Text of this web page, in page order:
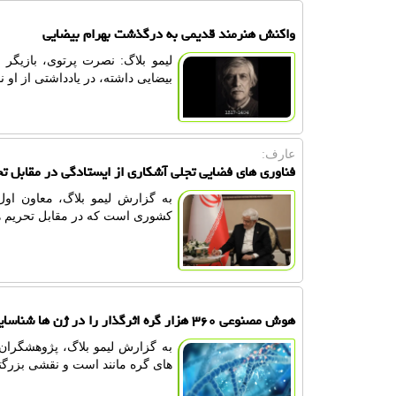
واکنش هنرمند قدیمی به درگذشت بهرام بیضایی
لیمو بلاگ: نصرت پرتوی،
بیضایی داشته، در یادداشتی از
عارف:
فناوری های فضایی تجلی آشکاری از ایستادگی در مقابل
به گزارش لیمو بلاگ، معاون
کشوری است که در مقابل تحریم
هوش مصنوعی ۳۶۰ هزار گره اثرگذار را در ژن ها شناسایی کرد
به گزارش لیمو بلاگ،
های گره مانند است و نقشی